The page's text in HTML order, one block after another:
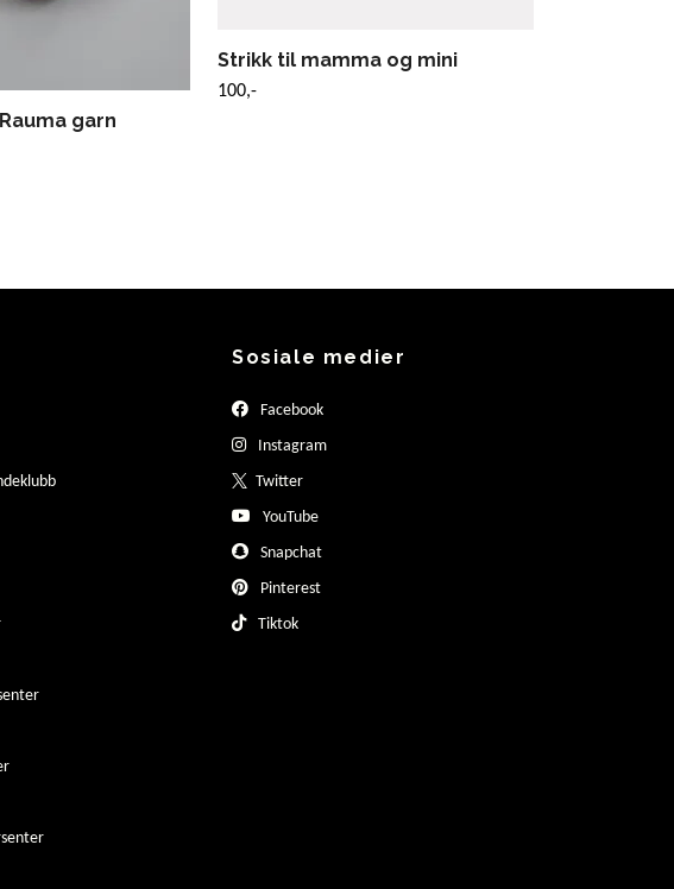
garn
Strikk til mamma og mini
100,-
Sosiale medier
Facebook
Instagram
Twitter
YouTube
Snapchat
Pinterest
Tiktok